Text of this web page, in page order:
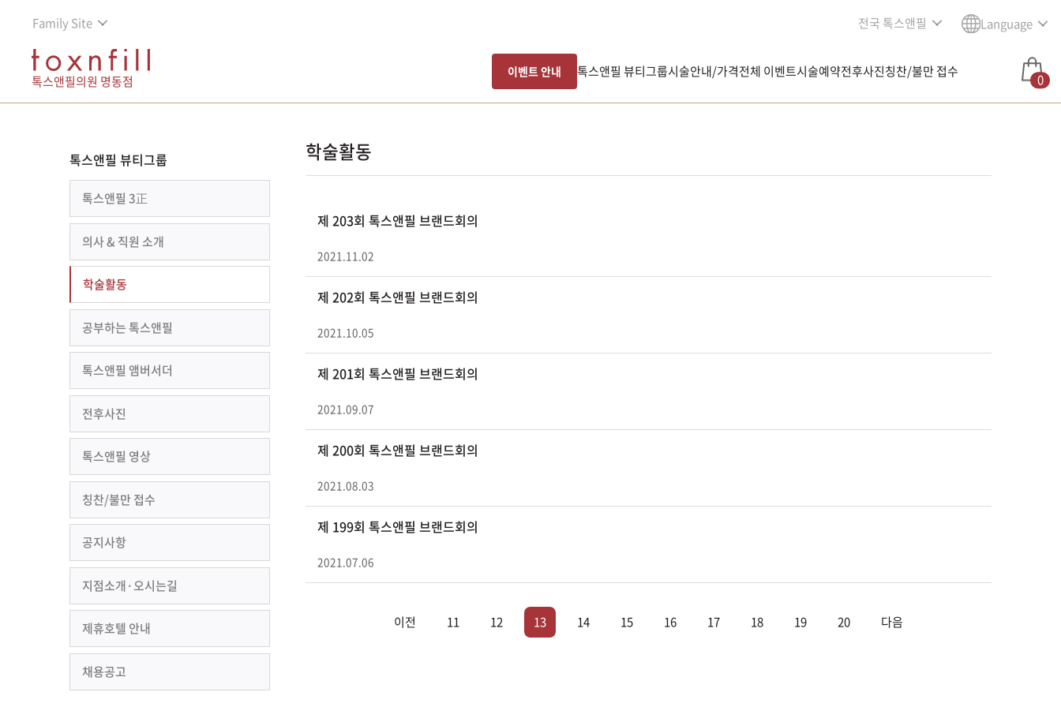
Family Site 전국 톡스앤필 Language
톡스앤필의원 명동점
이벤트 안내 톡스앤필 뷰티그룹시술안내/가격전체 이벤트시술예약전후사진칭찬/불만 접수 0
톡스앤필 뷰티그룹
톡스앤필 3正
의사 & 직원 소개
학술활동
공부하는 톡스앤필
톡스앤필 앰버서더
전후사진
톡스앤필 영상
칭찬/불만 접수
공지사항
지점소개·오시는길
제휴호텔 안내
채용공고
학술활동
제 203회 톡스앤필 브랜드회의
2021.11.02
제 202회 톡스앤필 브랜드회의
2021.10.05
제 201회 톡스앤필 브랜드회의
2021.09.07
제 200회 톡스앤필 브랜드회의
2021.08.03
제 199회 톡스앤필 브랜드회의
2021.07.06
이전 11 12 13 14 15 16 17 18 19 20 다음